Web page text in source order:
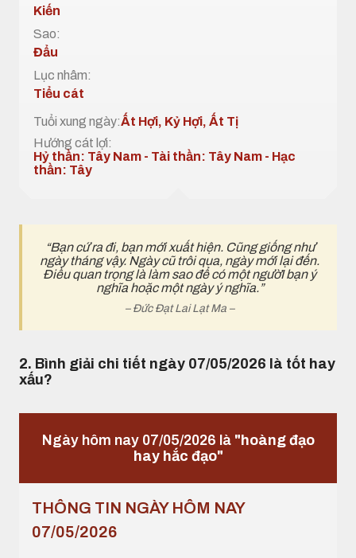
Kiến
Sao:
Đẩu
Lục nhâm:
Tiểu cát
Tuổi xung ngày:Ất Hợi, Kỷ Hợi, Ất Tị
Hướng cát lợi:
Hỷ thần: Tây Nam - Tài thần: Tây Nam - Hạc
thần: Tây
“Bạn cứ ra đi, bạn mới xuất hiện. Cũng giống như
ngày tháng vậy. Ngày cũ trôi qua, ngày mới lại đến.
Điều quan trọng là làm sao để có một ngườI bạn ý
nghĩa hoặc một ngày ý nghĩa.”
– Đức Đạt Lai Lạt Ma –
2. Bình giải chi tiết ngày 07/05/2026 là tốt hay
xấu?
Ngày hôm nay 07/05/2026 là "hoàng đạo
hay hắc đạo"
THÔNG TIN NGÀY HÔM NAY
07/05/2026